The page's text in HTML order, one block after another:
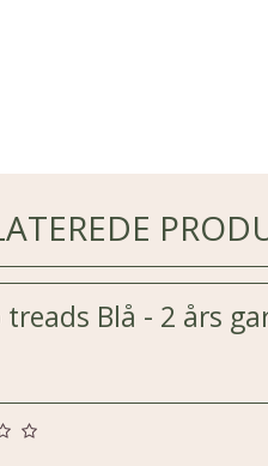
treads Blå - 2 års